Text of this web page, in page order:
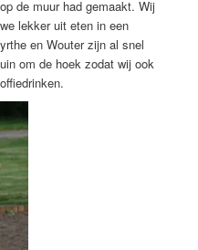
de muur had gemaakt. Wij
lekker uit eten in een
en Wouter zijn al snel
om de hoek zodat wij ook